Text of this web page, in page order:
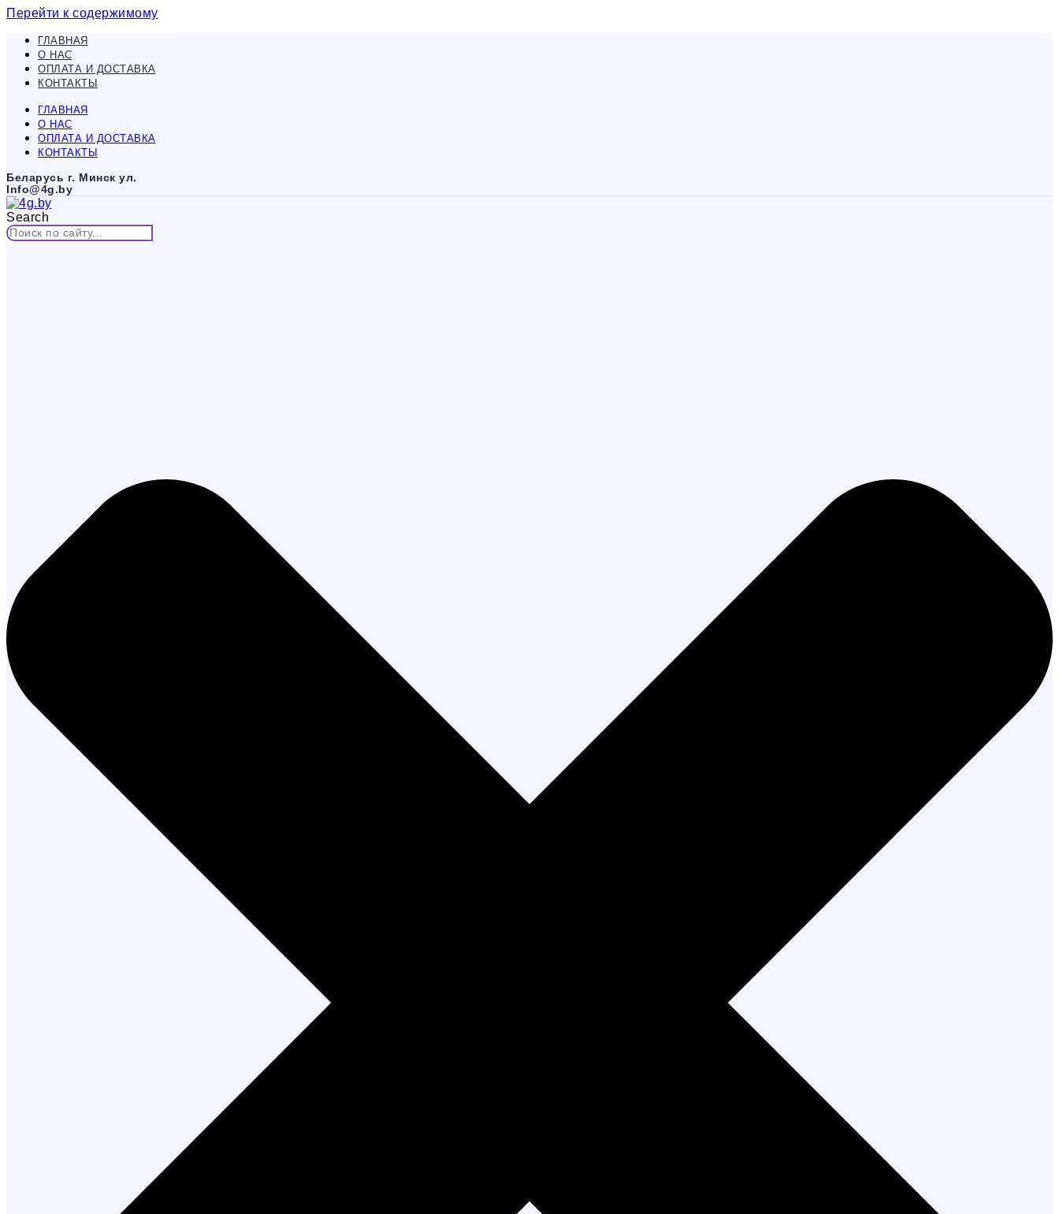
Перейти к содержимому
ГЛАВНАЯ
О НАС
ОПЛАТА И ДОСТАВКА
КОНТАКТЫ
ГЛАВНАЯ
О НАС
ОПЛАТА И ДОСТАВКА
КОНТАКТЫ
Беларусь г. Минск ул.
Info@4g.by
Search